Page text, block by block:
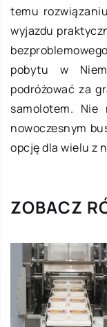
temu
wyjazdu
pobytu w
podróżować za
samolotem.
nowoczesnym
opcję dla wielu z
ZOBACZ